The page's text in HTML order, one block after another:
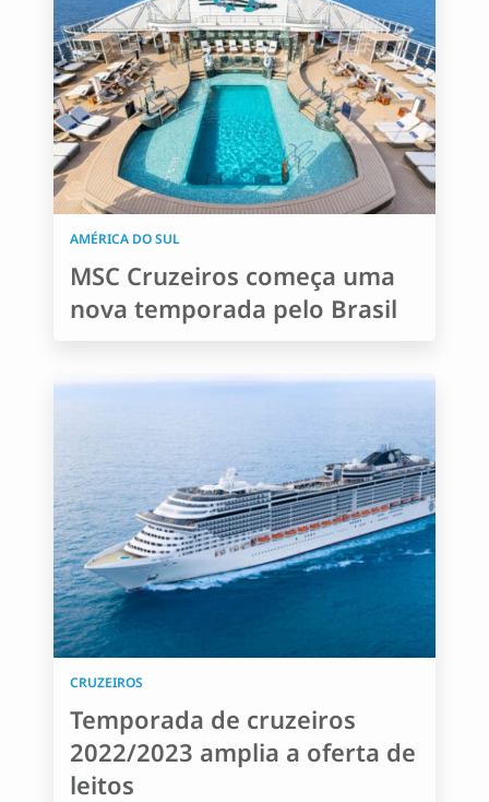
AMÉRICA DO SUL
MSC Cruzeiros começa uma
nova temporada pelo Brasil
CRUZEIROS
Temporada de cruzeiros
2022/2023 amplia a oferta de
leitos